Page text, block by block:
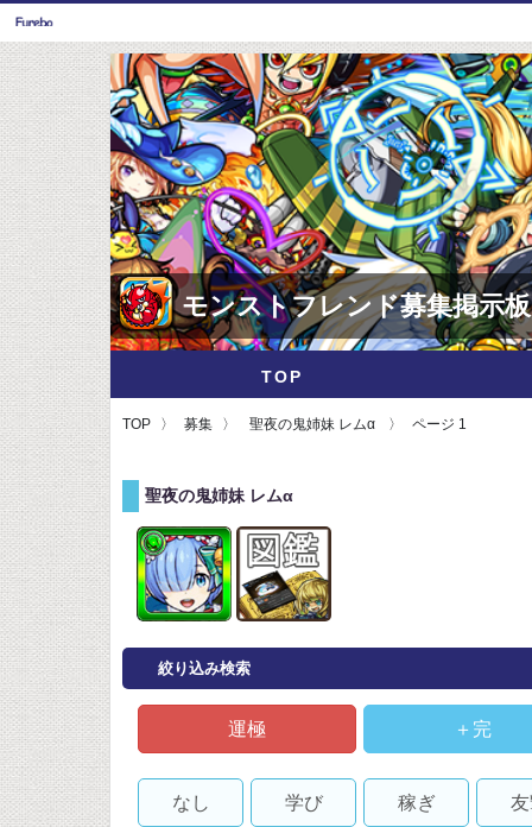
モンストフレンド募集掲示板
TOP
TOP 募集 聖夜の鬼姉妹 レムα ページ 1
聖夜の鬼姉妹 レムα
絞り込み検索
運極 ＋完
なし 学び 稼ぎ